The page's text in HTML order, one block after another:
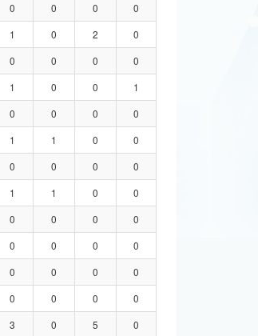
0 0 0
0
1 0 2
0
0 0 0
0
1 0 0
1
0 0 0
0
1 1 0
0
0 0 0
0
1 1 0
0
0 0 0
0
0 0 0
0
0 0 0
0
0 0 0
0
3 0 5
0